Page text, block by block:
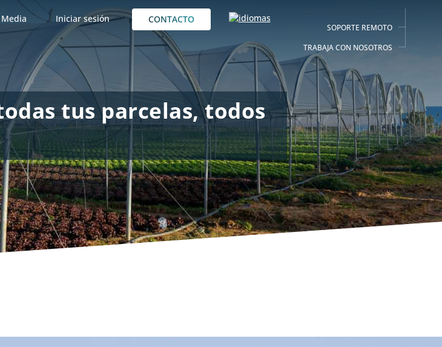
Media Iniciar sesión CONTACTO
SOPORTE REMOTO
TRABAJA CON NOSOTROS
tus parcelas, todos